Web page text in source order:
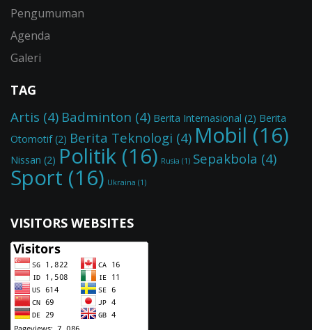
Pengumuman
Agenda
Galeri
TAG
Artis (4) Badminton (4) Berita Internasional (2) Berita
Otomotif(2) Berita Teknologi (4) Mobil (16)
Nissan (2) Politik (16) Rusia (1) Sepakbola (4)
Sport (16) Ukraina (1)
VISITORS WEBSITES